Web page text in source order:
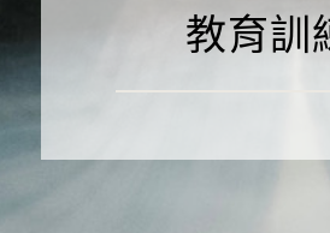
教育訓